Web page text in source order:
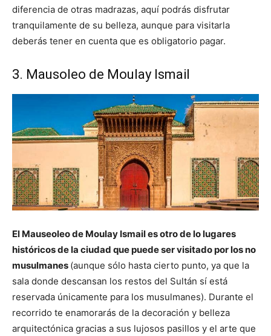
diferencia de otras madrazas, aquí podrás disfrutar
tranquilamente de su belleza, aunque para visitarla
deberás tener en cuenta que es obligatorio pagar.
3. Mausoleo de Moulay Ismail
El Mauseoleo de Moulay Ismail es otro de lo lugares
históricos de la ciudad que puede ser visitado por los no
musulmanes (aunque sólo hasta cierto punto, ya que la
sala donde descansan los restos del Sultán sí está
reservada únicamente para los musulmanes). Durante el
recorrido te enamorarás de la decoración y belleza
arquitectónica gracias a sus lujosos pasillos y el arte que